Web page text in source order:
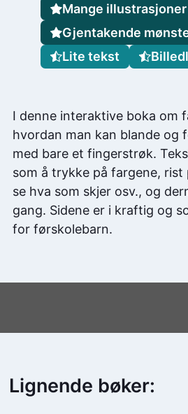
I denne interaktive boka om
hvordan man kan blande og
med bare et fingerstrøk.
som å trykke på fargene, rist
se hva som skjer osv., og
gang. Sidene er i kraftig og
for førskolebarn.
Mange illustrasjoner
Gjentakende
Lite tekst
Lignende bøker: